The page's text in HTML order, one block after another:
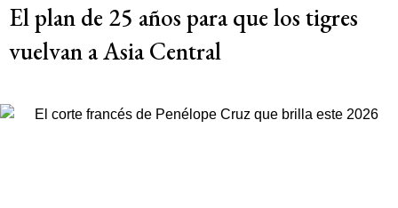
El plan de 25 años para que los tigres
vuelvan a Asia Central